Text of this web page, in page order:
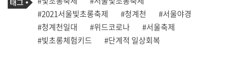
사
관
련
태
그
그
#2021서울빛초롱축제
#청계천
#서울야경
#청계천일대
#위드코로나
#서울축제
#빛초롱체험키드
#단계적 일상회복